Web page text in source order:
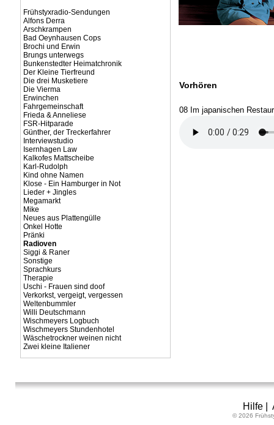
Frühstyxradio-Sendungen
Alfons Derra
Arschkrampen
Bad Oeynhausen Cops
Brochi und Erwin
Brungs unterwegs
Bunkenstedter Heimatchronik
Der Kleine Tierfreund
Die drei Musketiere
Die Vierma
Erwinchen
Fahrgemeinschaft
Frieda & Anneliese
FSR-Hitparade
Günther, der Treckerfahrer
Interviewstudio
Isernhagen Law
Kalkofes Mattscheibe
Karl-Rudolph
Kind ohne Namen
Klose - Ein Hamburger in Not
Lieder + Jingles
Megamarkt
Mike
Neues aus Plattengülle
Onkel Hotte
Pränki
Radioven
Siggi & Raner
Sonstige
Sprachkurs
Therapie
Uschi - Frauen sind doof
Verkorkst, vergeigt, vergessen
Weltenbummler
Willi Deutschmann
Wischmeyers Logbuch
Wischmeyers Stundenhotel
Wäschetrockner weinen nicht
Zwei kleine Italiener
Vorhören
08 Im japanischen
Hilfe|
© 2026